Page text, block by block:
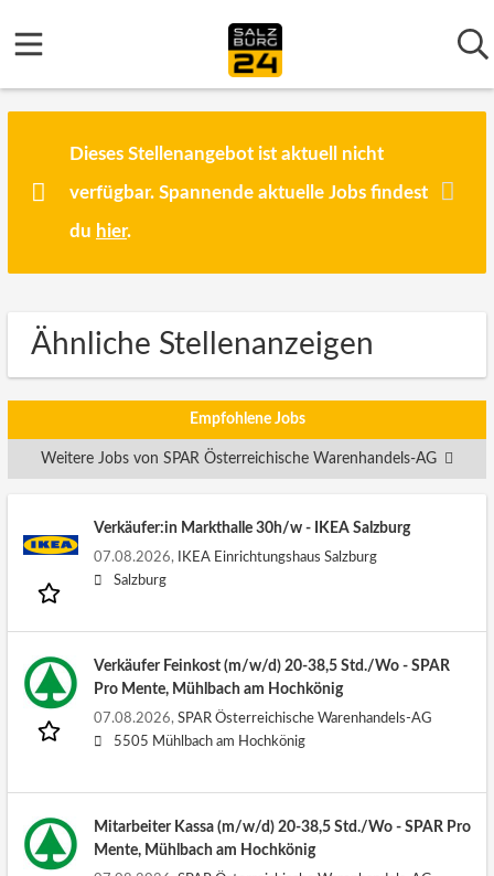
Dieses Stellenangebot ist aktuell nicht
verfügbar. Spannende aktuelle Jobs findest
du hier.
Ähnliche Stellenanzeigen
Empfohlene Jobs
Weitere Jobs von SPAR Österreichische Warenhandels-AG
Verkäufer:in Markthalle 30h/w - IKEA Salzburg
07.08.2026,
IKEA Einrichtungshaus Salzburg
Salzburg
Verkäufer Feinkost (m/w/d) 20-38,5 Std./Wo - SPAR
Pro Mente, Mühlbach am Hochkönig
07.08.2026, SPAR Österreichische Warenhandels-AG
5505 Mühlbach am Hochkönig
Mitarbeiter Kassa (m/w/d) 20-38,5 Std./Wo - SPAR Pro
Mente, Mühlbach am Hochkönig